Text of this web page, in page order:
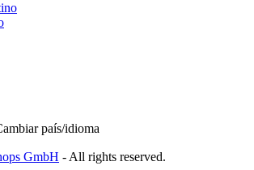
país/idioma
GmbH - All rights reserved.